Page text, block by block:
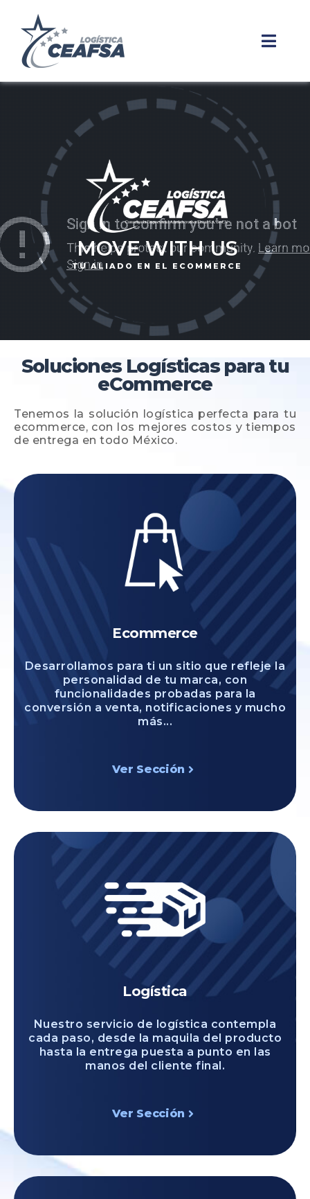
MOVE WITH US
TU ALIADO EN EL ECOMMERCE
Soluciones Logísticas para tu
eCommerce
Tenemos la solución logística perfecta para tu
ecommerce, con los mejores costos y tiempos
de entrega en todo México.
Ecommerce
Desarrollamos para ti un sitio que refleje la
personalidad de tu marca, con
funcionalidades probadas para la
conversión a venta, notificaciones y mucho
más...
Ver Sección
Logística
Nuestro servicio de logística contempla
cada paso, desde la maquila del producto
hasta la entrega puesta a punto en las
manos del cliente final.
Ver Sección